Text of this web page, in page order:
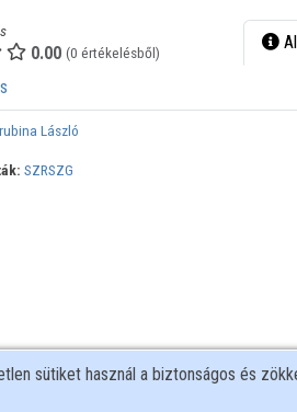
0.00 (0 értékelésből)
László
SZRSZG
sütiket használ a biztonságos és